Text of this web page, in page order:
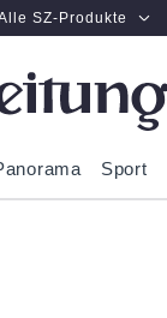
SZ-Produkte
Sport